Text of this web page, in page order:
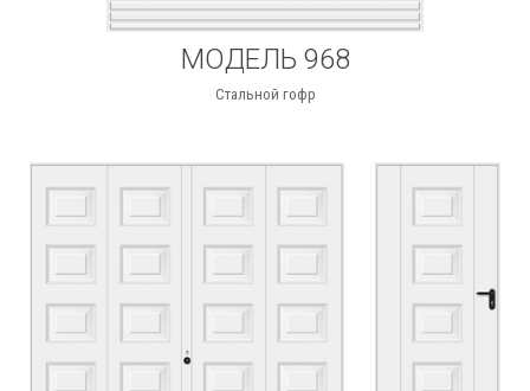
МОДЕЛЬ 968
Стальной гофр